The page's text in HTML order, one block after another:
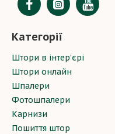
Категорії
Штори в інтер’єрі
Штори онлайн
Шпалери
Фотошпалери
Карнизи
Пошиття штор